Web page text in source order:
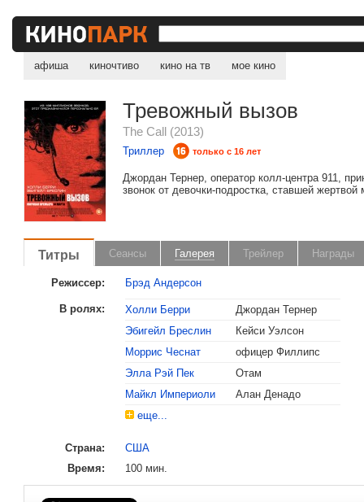
афиша киночтиво кино на тв мое кино
Тревожный вызов
The Call (2013)
Триллер только с 16 лет
Джордан Тернер, оператор колл-центра 911,
звонок от девочки-подростка, ставшей жертвой
Титры Сеансы Галерея Трейлер Награды
Режиссер: Брэд Андерсон
В ролях: Холли Берри
Джордан Тернер
Эбигейл Бреслин
Кейси Уэлсон
Моррис Чеснат
офицер Филлипс
Элла Рэй Пек
Отам
Майкл Империоли
Алан Денадо
еще...
Страна:
США
Время:
100 мин.